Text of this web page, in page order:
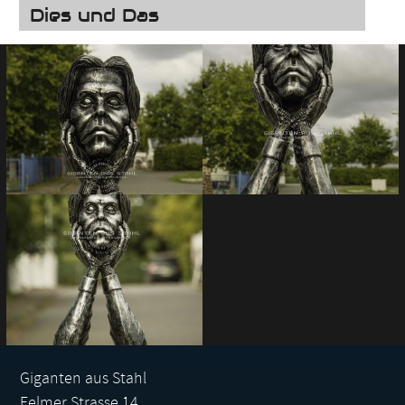
Dies und Das
Giganten aus Stahl